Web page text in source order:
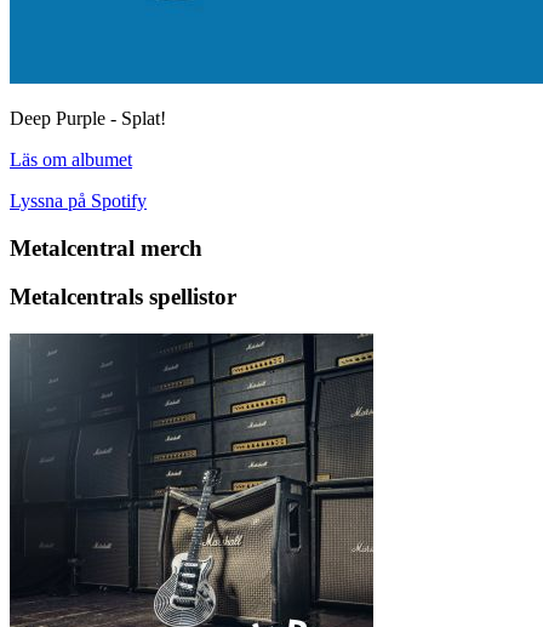
Deep Purple - Splat!
Läs om albumet
Lyssna på Spotify
Metalcentral merch
Metalcentrals spellistor